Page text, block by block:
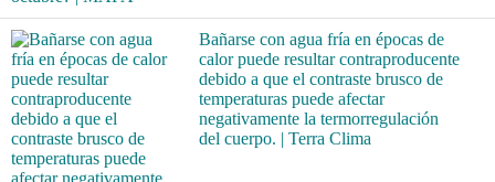
Bañarse con agua fría en épocas de
calor puede resultar contraproducente
debido a que el contraste brusco de
temperaturas puede afectar
negativamente la termorregulación
del cuerpo. | Terra Clima